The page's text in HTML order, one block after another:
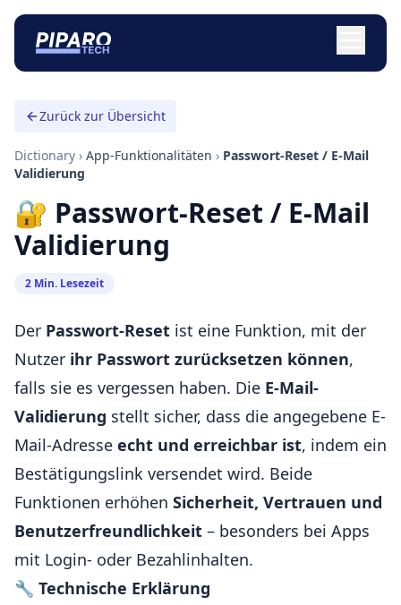
Zurück zur Übersicht
Dictionary › App-Funktionalitäten › Passwort-Reset / E-Mail
Validierung
🔐 Passwort-Reset / E-Mail
Validierung
2 Min. Lesezeit
Der Passwort-Reset ist eine Funktion, mit der
Nutzer ihr Passwort zurücksetzen können,
falls sie es vergessen haben. Die E-Mail-
Validierung stellt sicher, dass die angegebene E-
Mail-Adresse echt und erreichbar ist, indem ein
Bestätigungslink versendet wird. Beide
Funktionen erhöhen Sicherheit, Vertrauen und
Benutzerfreundlichkeit – besonders bei Apps
mit Login- oder Bezahlinhalten.
🔧 Technische Erklärung